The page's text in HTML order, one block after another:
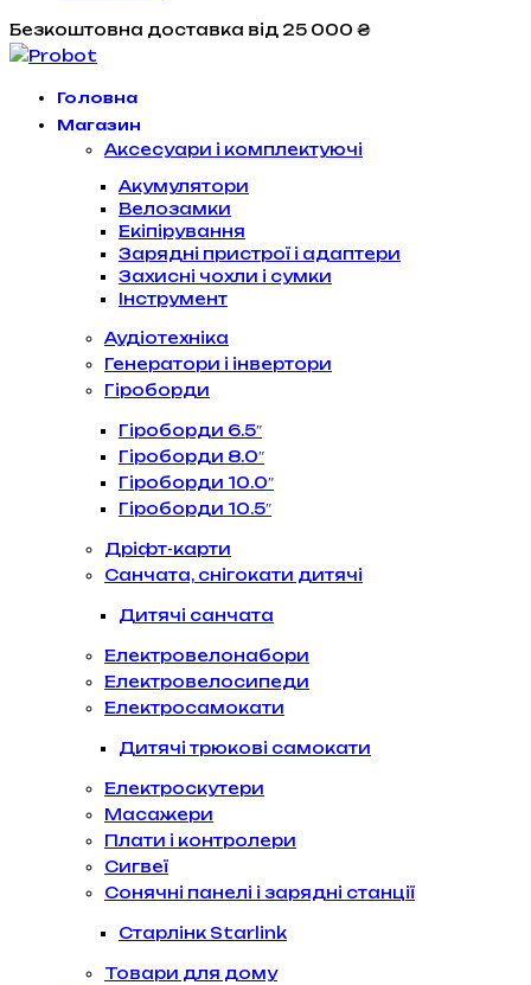
Безкоштовна доставка від 25 000 ₴
Головна
Магазин
Аксесуари і комплектуючі
Акумулятори
Велозамки
Екіпірування
Зарядні пристрої і адаптери
Захисні чохли і сумки
Інструмент
Аудіотехніка
Генератори і інвертори
Гіроборди
Гіроборди 6.5″
Гіроборди 8.0″
Гіроборди 10.0″
Гіроборди 10.5″
Дріфт-карти
Санчата, снігокати дитячі
Дитячі санчата
Електровелонабори
Електровелосипеди
Електросамокати
Дитячі трюкові самокати
Електроскутери
Масажери
Плати і контролери
Сигвеї
Сонячні панелі і зарядні станції
Старлінк Starlink
Товари для дому